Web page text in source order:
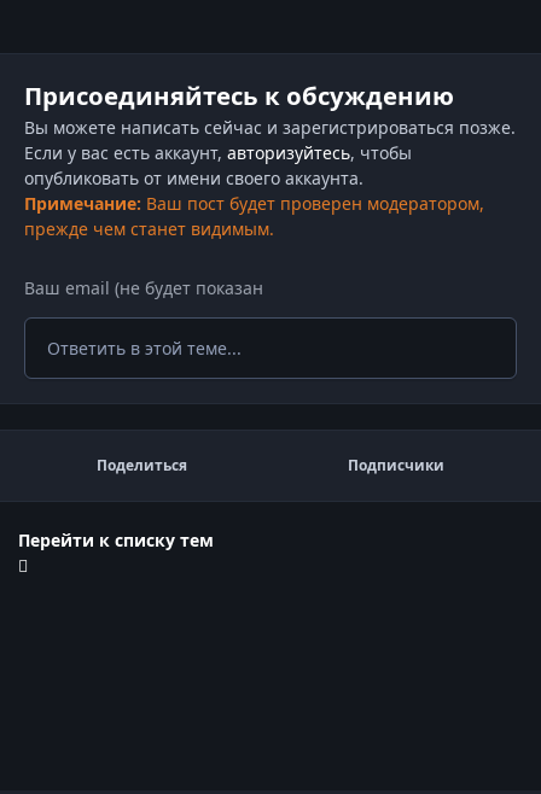
Присоединяйтесь к обсуждению
Вы можете написать сейчас и зарегистрироваться позже.
Если у вас есть аккаунт, авторизуйтесь, чтобы
опубликовать от имени своего аккаунта.
Примечание: Ваш пост будет проверен модератором,
прежде чем станет видимым.
Ответить в этой теме...
Поделиться Подписчики
Перейти к списку тем